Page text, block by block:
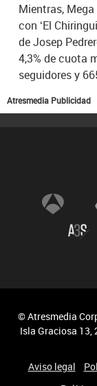
Mientras,
con ‘El
de Josep
4,3% de cuota
seguidores y
Atresmedia Publicidad
© Atresmedia
Isla Graciosa 13,
Aviso legal